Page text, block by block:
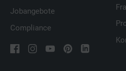
Jobangebote
Compliance
mehreren
relevante
Präferenzen des